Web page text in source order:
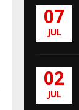
07
JUL
02
JUL